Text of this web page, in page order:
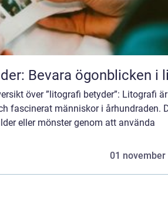
Bevara ögonblicken i
över ”litografi betyder”: Litografi
fascinerat människor i århundraden.
eller mönster genom att använda
01 november